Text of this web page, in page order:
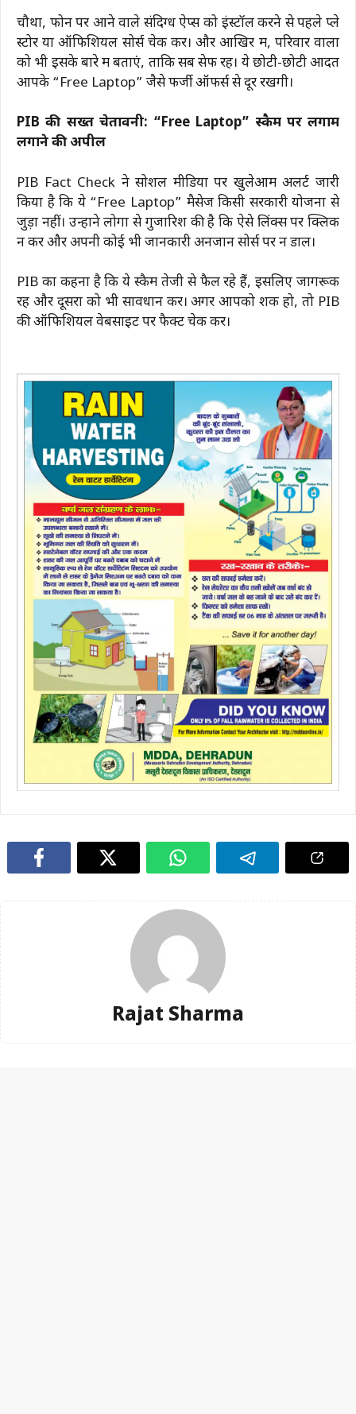
चौथा, फोन पर आने वाले संदिग्ध ऐप्स को इंस्टॉल करने से पहले प्ले
स्टोर या ऑफिशियल सोर्स चेक करें। और आखिर में, परिवार वालों
को भी इसके बारे में बताएं, ताकि सब सेफ रहें। ये छोटी-छोटी आदतें
आपके “Free Laptop” जैसे फर्जी ऑफर्स से दूर रखेंगी।
PIB की सख्त चेतावनी: “Free Laptop” स्कैम पर लगाम
लगाने की अपील
PIB Fact Check ने सोशल मीडिया पर खुलेआम अलर्ट जारी
किया है कि ये “Free Laptop” मैसेज किसी सरकारी योजना से
जुड़ा नहीं। उन्होंने लोगों से गुजारिश की है कि ऐसे लिंक्स पर क्लिक
न करें और अपनी कोई भी जानकारी अनजान सोर्स पर न डालें।
PIB का कहना है कि ये स्कैम तेजी से फैल रहे हैं, इसलिए जागरूक
रहें और दूसरों को भी सावधान करें। अगर आपको शक हो, तो PIB
की ऑफिशियल वेबसाइट पर फैक्ट चेक करें।
Rajat Sharma